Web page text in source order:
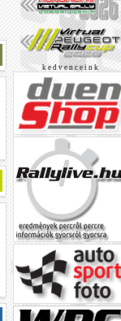
k e d v e n c e i n k